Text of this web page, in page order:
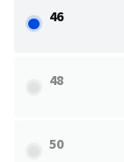
46
48
50